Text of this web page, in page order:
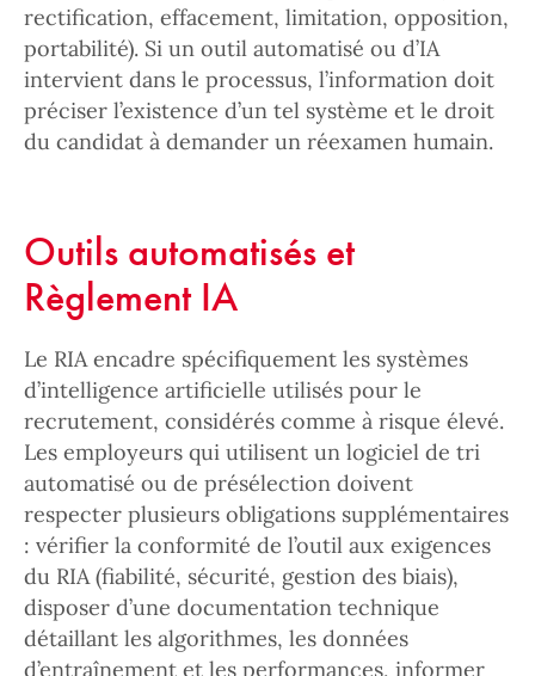
rectification, effacement, limitation, opposition,
portabilité). Si un outil automatisé ou d’IA
intervient dans le processus, l’information doit
préciser l’existence d’un tel système et le droit
du candidat à demander un réexamen humain.
Outils automatisés et
Règlement IA
Le RIA encadre spécifiquement les systèmes
d’intelligence artificielle utilisés pour le
recrutement, considérés comme à risque élevé.
Les employeurs qui utilisent un logiciel de tri
automatisé ou de présélection doivent
respecter plusieurs obligations supplémentaires
: vérifier la conformité de l’outil aux exigences
du RIA (fiabilité, sécurité, gestion des biais),
disposer d’une documentation technique
détaillant les algorithmes, les données
d’entraînement et les performances, informer